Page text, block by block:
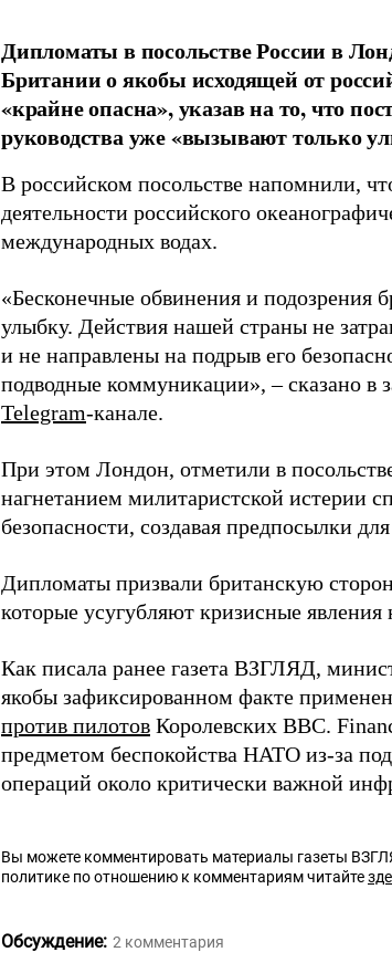
Дипломаты в посольстве России в
Британии о якобы исходящей от
«крайне опасна», указав на то, что
руководства уже «вызывают только
В российском посольстве напомнили,
деятельности российского
международных водах.
«Бесконечные обвинения и подозрения
улыбку. Действия нашей страны не
и не направлены на подрыв его
подводные коммуникации», – сказано в
Telegram-канале.
При этом Лондон, отметили в
нагнетанием милитаристской истерии
безопасности, создавая предпосылки
Дипломаты призвали британскую
которые усугубляют кризисные явления
Как писала ранее газета ВЗГЛЯД,
якобы зафиксированном факте
против пилотов Королевских ВВС.
предметом беспокойства НАТО из-за
операций около критически важной
Вы можете комментировать материалы газеты
политике по отношению к комментариям читайте
Обсуждение: 2 комментария